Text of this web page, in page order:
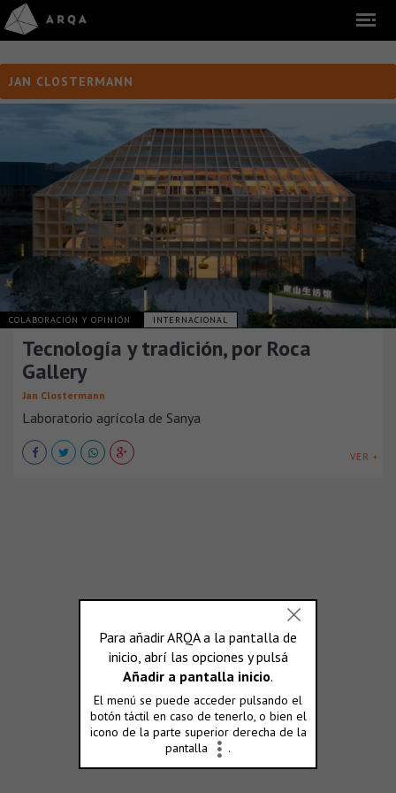
JAN CLOSTERMANN
COLABORACIÓN Y OPINIÓN INTERNACIONAL
Tecnología y tradición, por Roca
Gallery
Jan Clostermann
Laboratorio agrícola de Sanya
VER +